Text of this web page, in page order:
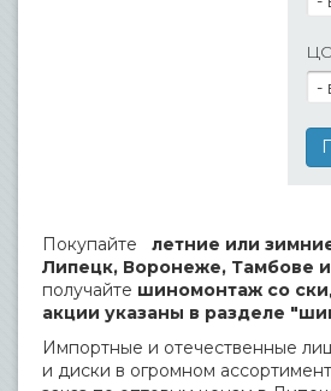
-
Покупайте
летние или
Липецк, Воронеже, Тамбове
получайте шиномонтаж со
акции указаны в разделе
Импортные и отечественные
и диски в огромном